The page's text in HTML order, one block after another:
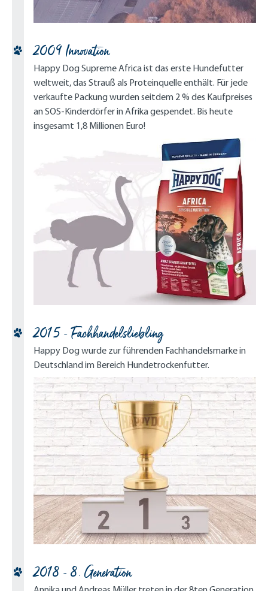
2009 Innovation
Happy Dog Supreme Africa ist das erste Hundefutter
weltweit, das Strauß als Proteinquelle enthält. Für jede
verkaufte Packung wurden seitdem 2 % des Kaufpreises
an SOS-Kinderdörfer in Afrika gespendet. Bis heute
insgesamt 1,8 Millionen Euro!
2015 - Fachhandelsliebling
Happy Dog wurde zur führenden Fachhandelsmarke in
Deutschland im Bereich Hundetrockenfutter.
2018 - 8. Generation